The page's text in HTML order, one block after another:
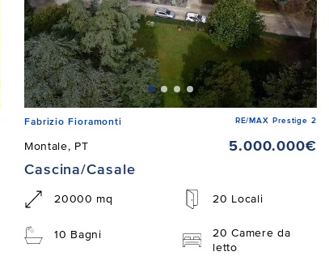
Fabrizio Fioramonti RE/MAX Prestige 2
Montale, PT
5.000.000€
Cascina/Casale
20000 mq 20 Locali
10 Bagni
20 Camere da
letto